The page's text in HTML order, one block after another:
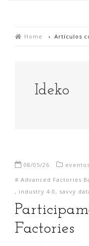
Home › Artículos
Ideko
08/05/26
eventos
# Advanced Factories
, industry 4.0 , savvy
Factories